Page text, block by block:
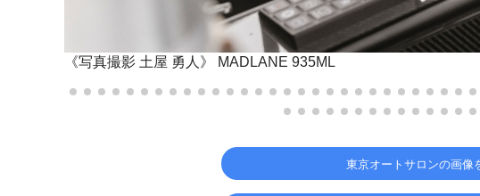
《写真撮影 土屋 勇人》 MADLANE 935ML
東京オートサロンの画像